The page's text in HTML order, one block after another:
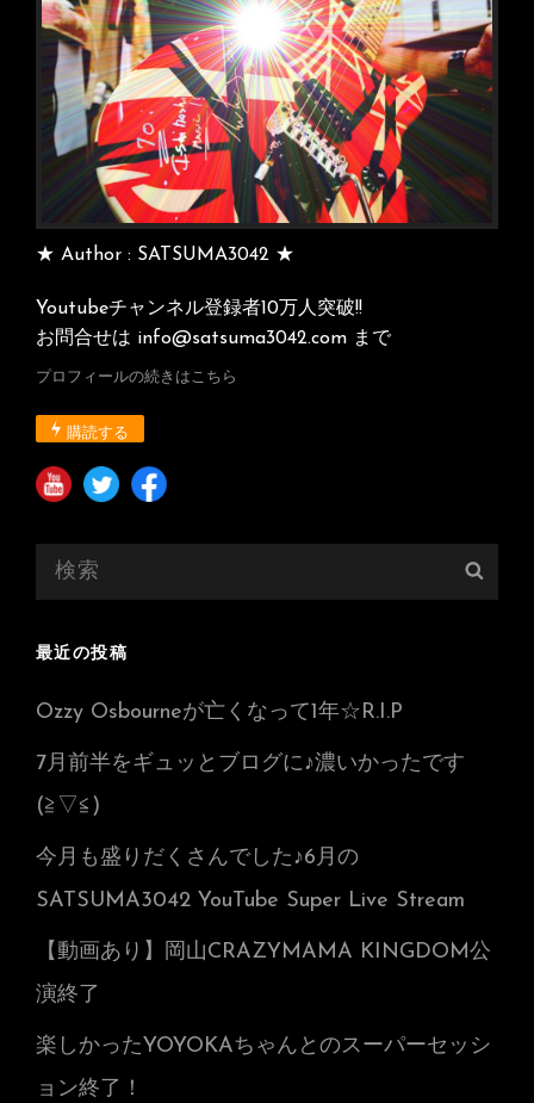
★ Author : SATSUMA3042 ★
Youtubeチャンネル登録者10万人突破!!
お問合せは info@satsuma3042.com まで
プロフィールの続きはこちら
購読する
最近の投稿
Ozzy Osbourneが亡くなって1年☆R.I.P
7月前半をギュッとブログに♪濃いかったです
(≧▽≦)
今月も盛りだくさんでした♪6月の
SATSUMA3042 YouTube Super Live Stream
【動画あり】岡山CRAZYMAMA KINGDOM公
演終了
楽しかったYOYOKAちゃんとのスーパーセッシ
ョン終了！